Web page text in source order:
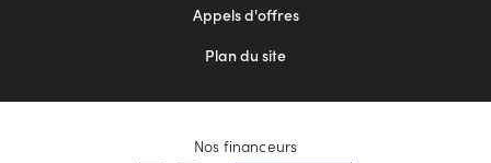
Appels d'offres
Plan du site
Nos financeurs